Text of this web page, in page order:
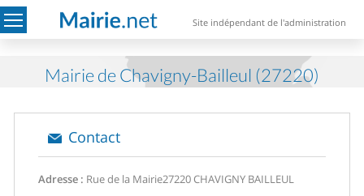
Site indépendant de l'administration
Mairie de Chavigny-Bailleul (27220)
Contact
Adresse : Rue de la Mairie27220 CHAVIGNY BAILLEUL